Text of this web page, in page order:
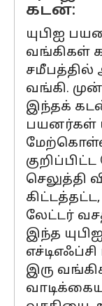
கடன்:
யுபிஐ
வங்கிகள்
சமீபத்தில்
வங்கி.
இந்தக்
பயனர்கள்
மேற்கொள்ள
செலுத்தி
கிட்டத்தட்ட,
லேட்டர்
இந்த
இரு